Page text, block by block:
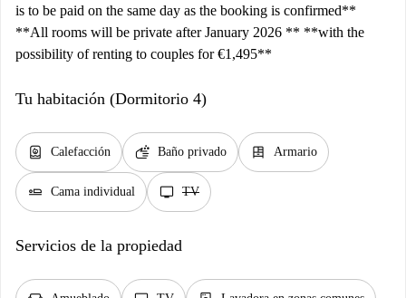
is to be paid on the same day as the booking is confirmed**
**All rooms will be private after January 2026 ** **with the
possibility of renting to couples for €1,495**
Tu habitación (Dormitorio 4)
water_heater Calefacción soap Baño privado dresser Armario
airline_seat_flat Cama individual tv TV
Servicios de la propiedad